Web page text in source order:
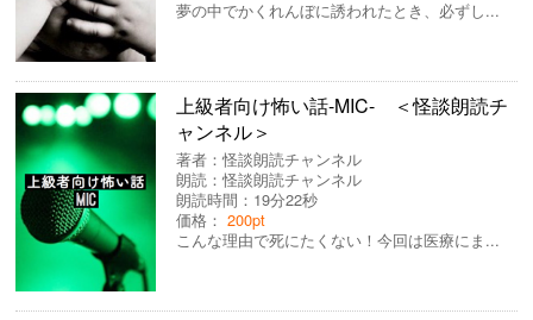
夢の中でかくれんぼに誘われたとき、必ずし...
上級者向け怖い話-MIC- ＜怪談朗読チ
ャンネル＞
著者：怪談朗読チャンネル
朗読：怪談朗読チャンネル
朗読時間：19分22秒
価格：200pt
こんな理由で死にたくない！今回は医療にま...